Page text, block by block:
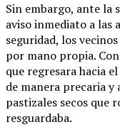
Sin embargo, ante la
aviso inmediato a las
seguridad, los
por mano propia.
que regresara hacia
de manera precaria y
pastizales secos que
resguardaba.